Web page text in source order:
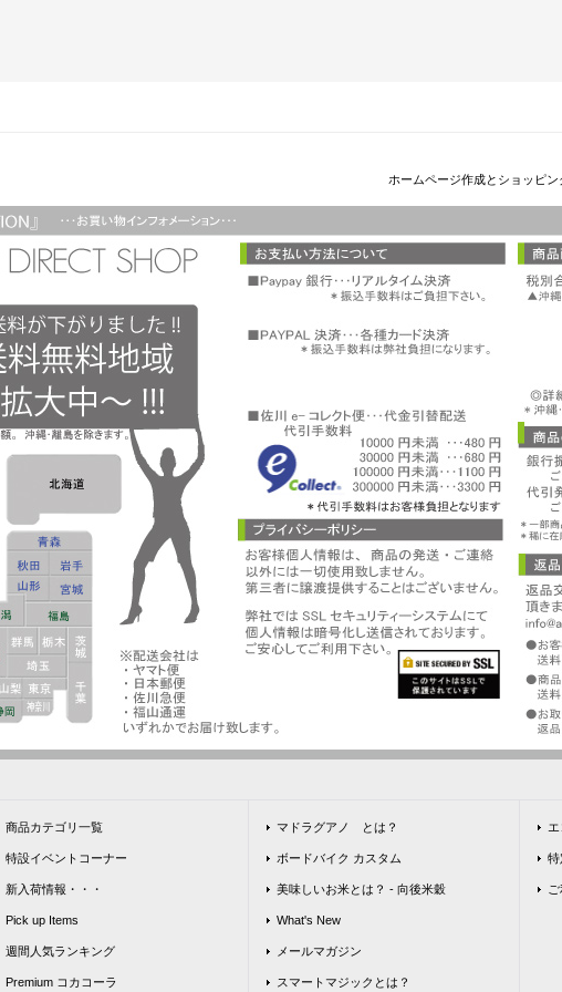
ホームページ作成とショッピ
商品カテゴリ一覧
特設イベントコーナー
新入荷情報・・・
Pick up Items
週間人気ランキング
Premium コカコーラ
マドラグアノ とは？
ボードバイク カスタム
美味しいお米とは？ - 向後米穀
What's New
メールマガジン
スマートマジックとは？
特